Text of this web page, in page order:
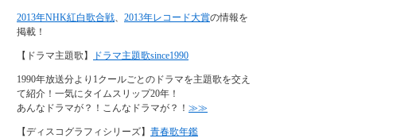
2013年NHK紅白歌合戦、 2013年レコード大賞の情報を
掲載！
【ドラマ主題歌】 ドラマ主題歌since1990
1990年放送分より1クールごとのドラマを主題歌を交え
て紹介！一気にタイムスリップ20年！
あんなドラマが？！こんなドラマが？！ ≫≫
【ディスコグラフィシリーズ】 青春歌年鑑